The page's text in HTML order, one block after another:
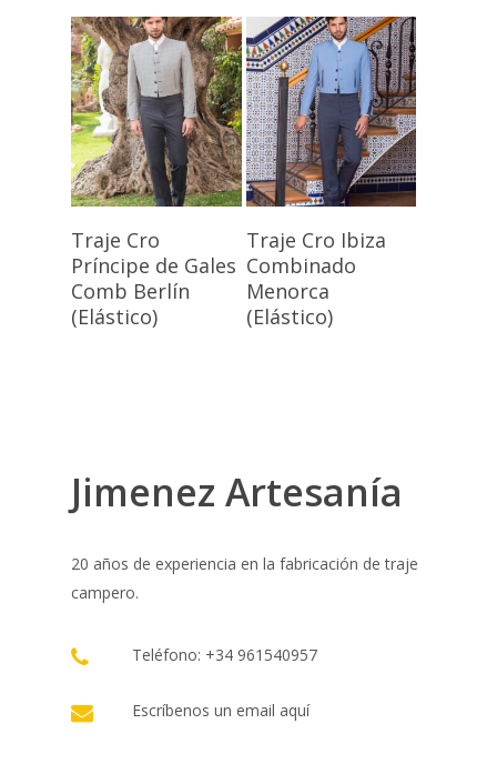
Seleccionar
Opciones
Traje Cro
Príncipe de Gales
Comb Berlín
(Elástico)
Seleccionar
Opciones
Traje Cro Ibiza
Combinado
Menorca
(Elástico)
Jimenez Artesanía
20 años de experiencia en la fabricación de traje
campero.
Teléfono: +34 961540957
Escríbenos un email aquí